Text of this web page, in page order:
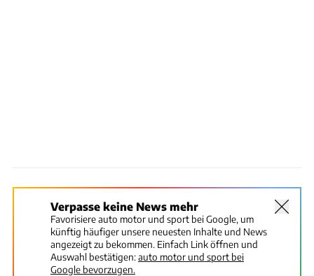
Verpasse keine News mehr
Favorisiere auto motor und sport bei Google, um
künftig häufiger unsere neuesten Inhalte und News
angezeigt zu bekommen. Einfach Link öffnen und
Auswahl bestätigen:auto motor und sport bei
Google bevorzugen.